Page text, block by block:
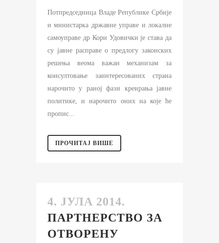
Потпредседница Владе Републике Србије
и министарка државне управе и локалне
самоуправе др Кори Удовички је става да
су јавне расправе о предлогу законских
решења веома важан механизам за
консултовање заинтересованих страна
нарочито у раној фази креирања јавне
политике, и нарочито оних на које ће
пропис...
ПРОЧИТАЈ ВИШЕ
4. ЈУЛА 2014.
ПАРТНЕРСТВО ЗА
ОТВОРЕНУ